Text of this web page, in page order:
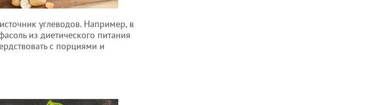
углеводов. Например, в
из диетического питания
с порциями и